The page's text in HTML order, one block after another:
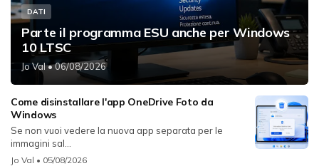
DATI
Parte il programma ESU anche per Windows
10 LTSC
Jo Val• 06/08/2026
Come disinstallare l'app OneDrive Foto da
Windows
Se non vuoi vedere la nuova app separata per le
immagini sal...
Jo Val • 05/08/2026